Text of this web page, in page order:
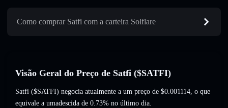
Como comprar Satfi com a carteira Solflare
Visão Geral do Preço de Satfi ($SATFI)
Satfi ($SATFI) negocia atualmente a um preço de $0.001114, o que
equivale a umadescida de 0.73% no último dia.